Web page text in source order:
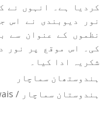
کردیا ہے۔ انہوں نے
نور دیوبندی نے اس
نظموں کے عنوان سے
کی۔ اس موقع پر نور
شکریہ ادا کیا۔
ہندوستھان سماچار
ہندوستان سماچار / Md Owais Owais